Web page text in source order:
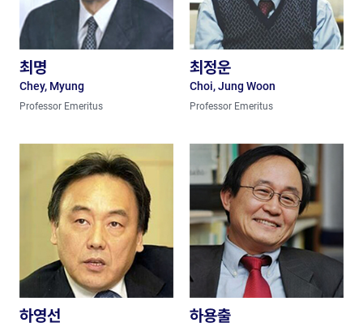
최명
Chey, Myung
Professor Emeritus
최정운
Choi, Jung Woon
Professor Emeritus
하영선 하용출